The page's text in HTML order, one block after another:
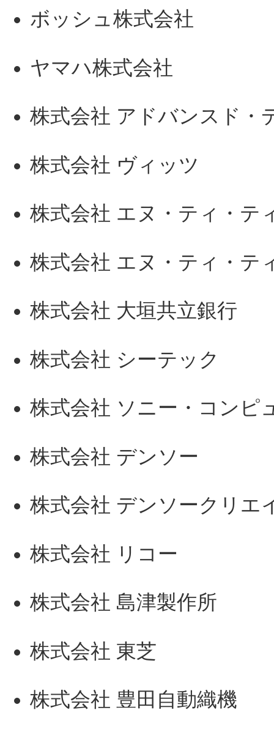
ボッシュ株式会社
ヤマハ株式会社
株式会社 アドバンスド・
株式会社 ヴィッツ
株式会社 エヌ・ティ・テ
株式会社 エヌ・ティ・テ
株式会社 大垣共立銀行
株式会社 シーテック
株式会社 ソニー・コンピ
株式会社 デンソー
株式会社 デンソークリエ
株式会社 リコー
株式会社 島津製作所
株式会社 東芝
株式会社 豊田自動織機